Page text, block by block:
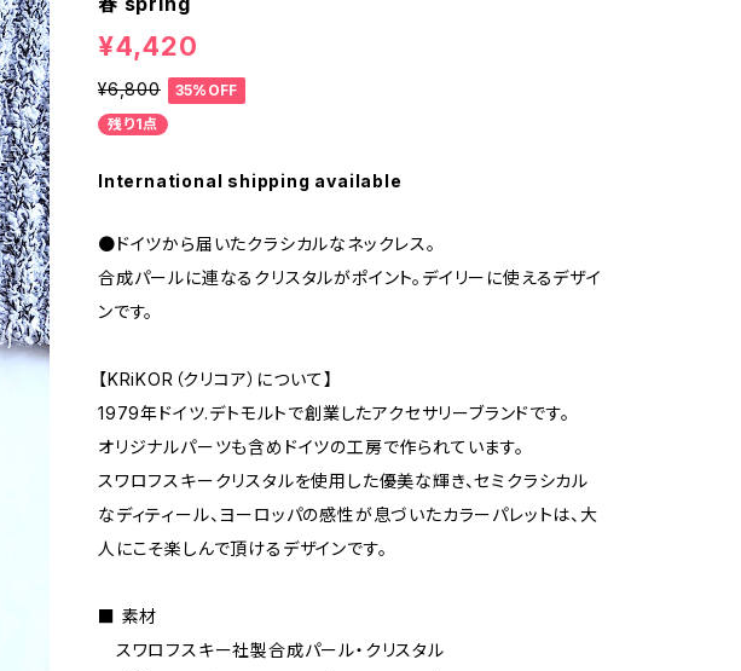
¥4,420
¥6,800
35%OFF
残り1点
International shipping available
●ドイツから届いたクラシカルなネックレス。
合成パールに連なるクリスタルがポイント。デイリーに使えるデザイ
ンです。
【KRiKOR（クリコア）について】
1979年ドイツ.デトモルトで創業したアクセサリーブランドです。
オリジナルパーツも含めドイツの工房で作られています。
スワロフスキークリスタルを使用した優美な輝き、セミクラシカル
なディティール、ヨーロッパの感性が息づいたカラーパレットは、大
人にこそ楽しんで頂けるデザインです。
■ 素材
スワロフスキー社製合成パール・クリスタル